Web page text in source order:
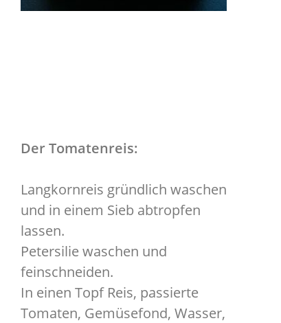
Der Tomatenreis:
Langkornreis gründlich waschen
und in einem Sieb abtropfen
lassen.
Petersilie waschen und
feinschneiden.
In einen Topf Reis, passierte
Tomaten, Gemüsefond, Wasser,